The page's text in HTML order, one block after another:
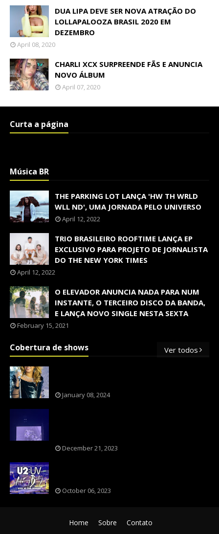
DUA LIPA DEVE SER NOVA ATRAÇÃO DO
LOLLAPALOOZA BRASIL 2020 EM
DEZEMBRO
April 08, 2020
CHARLI XCX SURPREENDE FÃS E ANUNCIA
NOVO ÁLBUM
April 07, 2020
Curta a página
Música BR
THE PARKING LOT LANÇA 'HW TH WRLD
WLL ND', UMA JORNADA PELO UNIVERSO
April 12, 2022
TRIO BRASILEIRO ROOFTIME LANÇA EP
EXCLUSIVO PARA PROJETO DE JORNALISTA
DO THE NEW YORK TIMES
April 12, 2022
O ELEVADOR ANUNCIA NADA PARA NUM
INSTANTE, O TERCEIRO DISCO DA BANDA,
E LANÇA NOVO SINGLE NESTA SEXTA
February 15, 2021
Cobertura de shows Ver todos
January 08, 2024
December 21, 2023
October 06, 2023
Home Sobre Contato